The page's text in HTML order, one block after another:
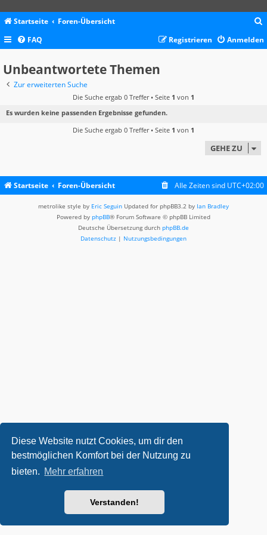
Diese Website nutzt Cookies, um dir den
bestmöglichen Komfort bei der Nutzung zu
bieten. Mehr erfahren
Verstanden!
Startseite Foren-Übersicht
c
FAQ Anmelden
Registrieren
Unbeantwortete Themen
Zur erweiterten Suche
Die Suche ergab 0 Treffer • Seite 1 von 1
Es wurden keine passenden Ergebnisse gefunden.
Die Suche ergab 0 Treffer • Seite 1 von 1
GEHE ZU
Startseite Foren-Übersicht Alle Zeiten sind UTC+02:00
metrolike style by Eric Seguin Updated for phpBB3.2 by Ian Bradley
Powered by phpBB® Forum Software © phpBB Limited
Deutsche Übersetzung durch phpBB.de
Datenschutz | Nutzungsbedingungen